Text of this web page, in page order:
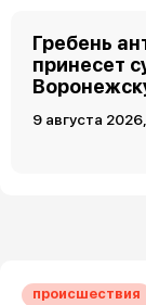
Гребень
принесет
9 августа
происшествия